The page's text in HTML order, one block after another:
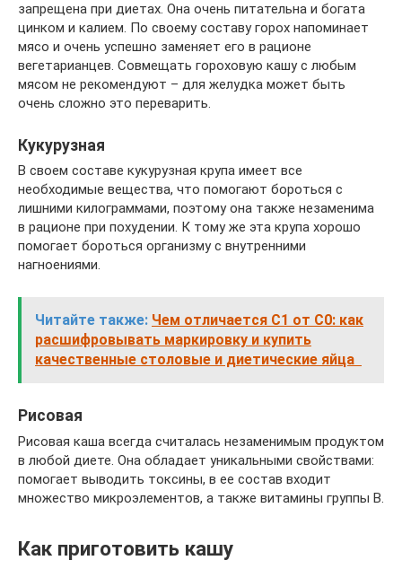
запрещена при диетах. Она очень питательна и богата
цинком и калием. По своему составу горох напоминает
мясо и очень успешно заменяет его в рационе
вегетарианцев. Совмещать гороховую кашу с любым
мясом не рекомендуют – для желудка может быть
очень сложно это переварить.
Кукурузная
В своем составе кукурузная крупа имеет все
необходимые вещества, что помогают бороться с
лишними килограммами, поэтому она также незаменима
в рационе при похудении. К тому же эта крупа хорошо
помогает бороться организму с внутренними
нагноениями.
Читайте также: Чем отличается С1 от С0: как
расшифровывать маркировку и купить
качественные столовые и диетические яйца
Рисовая
Рисовая каша всегда считалась незаменимым продуктом
в любой диете. Она обладает уникальными свойствами:
помогает выводить токсины, в ее состав входит
множество микроэлементов, а также витамины группы B.
Как приготовить кашу